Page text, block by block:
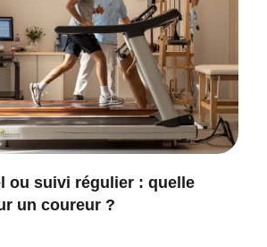
ou suivi régulier : quelle
un coureur ?